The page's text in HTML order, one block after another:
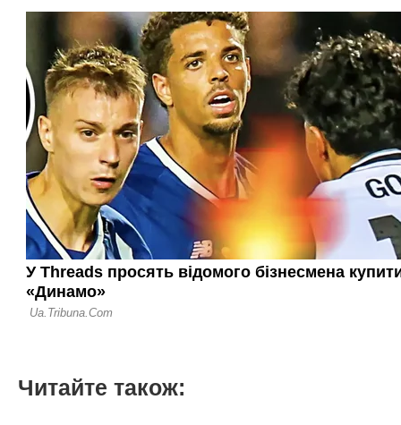
Читайте також: